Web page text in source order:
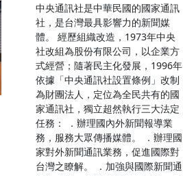
中央通訊社是中華民國的國家通訊
社，是台灣最具影響力的新聞媒
體。 經歷組織改造，1973年中央
社改組為股份有限公司，以企業方
式經營；隨著民主化發展，1996年
依據「中央通訊社設置條例」改制
為財團法人，定位為全民共有的國
家通訊社，獨立超然執行三大法定
任務： ．辦理國內外新聞報導業
務，服務大眾傳播媒體。 ．辦理國
家對外新聞通訊業務，促進國際對
台灣之瞭解。 ．加強與國際新聞通